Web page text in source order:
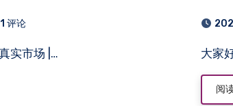
1 评论
实市场 |… 大
阅